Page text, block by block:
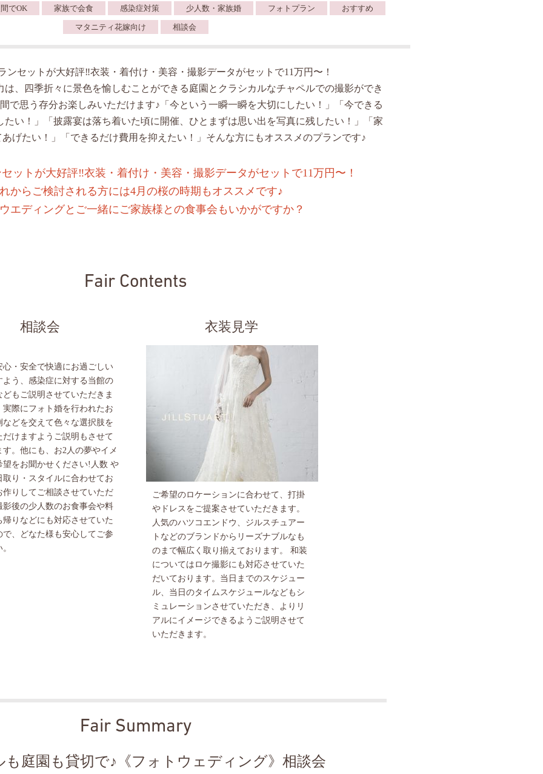
でOK 家族で会食 感染症対策 少人数・家族婚 フォトプラン おすすめ
マタニティ花嫁向け 相談会
ンセットが大好評‼︎衣装・着付け・美容・撮影データがセットで11万円〜！
は、四季折々に景色を愉しむことができる庭園とクラシカルなチャペルでの撮影ができ
で思う存分お楽しみいただけます♪「今という一瞬一瞬を大切にしたい！」「今できる
たい！」「披露宴は落ち着いた頃に開催、ひとまずは思い出を写真に残したい！」「家
げたい！」「できるだけ費用を抑えたい！」そんな方にもオススメのプランです♪
ットが大好評‼︎衣装・着付け・美容・撮影データがセットで11万円〜！
からご検討される方には4月の桜の時期もオススメです♪
エディングとご一緒にご家族様との食事会もいかがですか？
Fair Contents
相談会
心・安全で快適にお過ごしい
よう、感染症に対する当館の
どもご説明させていただきま
実際にフォト婚を行われたお
などを交えて色々な選択肢を
だけますようご説明もさせて
す。他にも、お2人の夢やイメ
望をお聞かせください!人数 や
取り・スタイルに合わせてお
作りしてご相談させていただ
影後の少人数のお食事会や料
帰りなどにも対応させていた
で、どなた様も安心してご参
衣装見学
ご希望のロケーションに合わせて、打掛
やドレスをご提案させていただきます。
人気のハツコエンドウ、ジルスチュアー
トなどのブランドからリーズナブルなも
のまで幅広く取り揃えております。 和装
についてはロケ撮影にも対応させていた
だいております。当日までのスケジュー
ル、当日のタイムスケジュールなどもシ
ミュレーションさせていただき、よりリ
アルにイメージできるようご説明させて
いただきます。
Fair Summary
も庭園も貸切で♪《フォトウェディング》相談会